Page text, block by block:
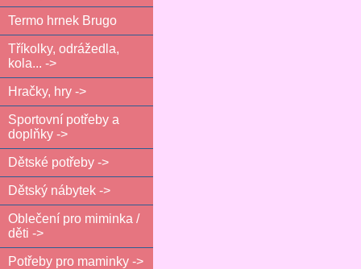
Termo hrnek Brugo
Tříkolky, odrážedla,
kola... ->
Hračky, hry ->
Sportovní potřeby a
doplňky ->
Dětské potřeby ->
Dětský nábytek ->
Oblečení pro miminka /
děti ->
Potřeby pro maminky ->